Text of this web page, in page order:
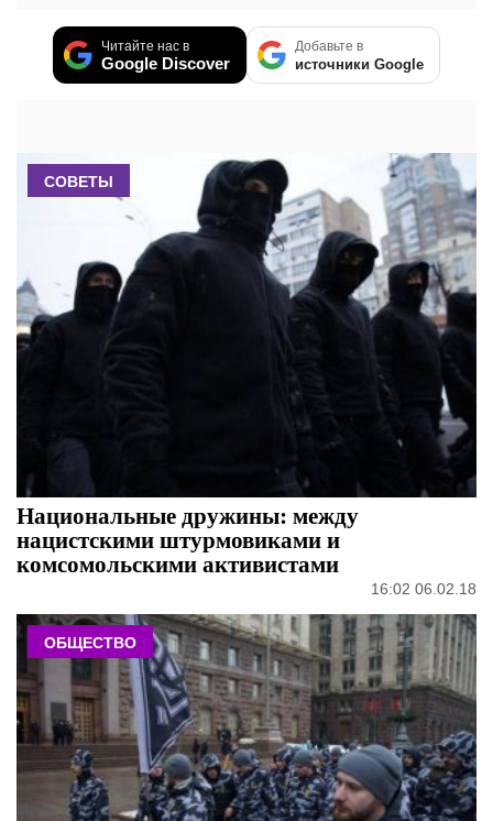
Читайте нас в
Google Discover
Добавьте в
источники Google
СОВЕТЫ
Национальные дружины: между
нацистскими штурмовиками и
комсомольскими активистами
16:02 06.02.18
ОБЩЕСТВО